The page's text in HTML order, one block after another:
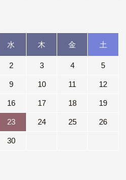
水 木 金 土
2 3 4 5
9 10 11 12
16 17 18 19
23 24 25 26
30